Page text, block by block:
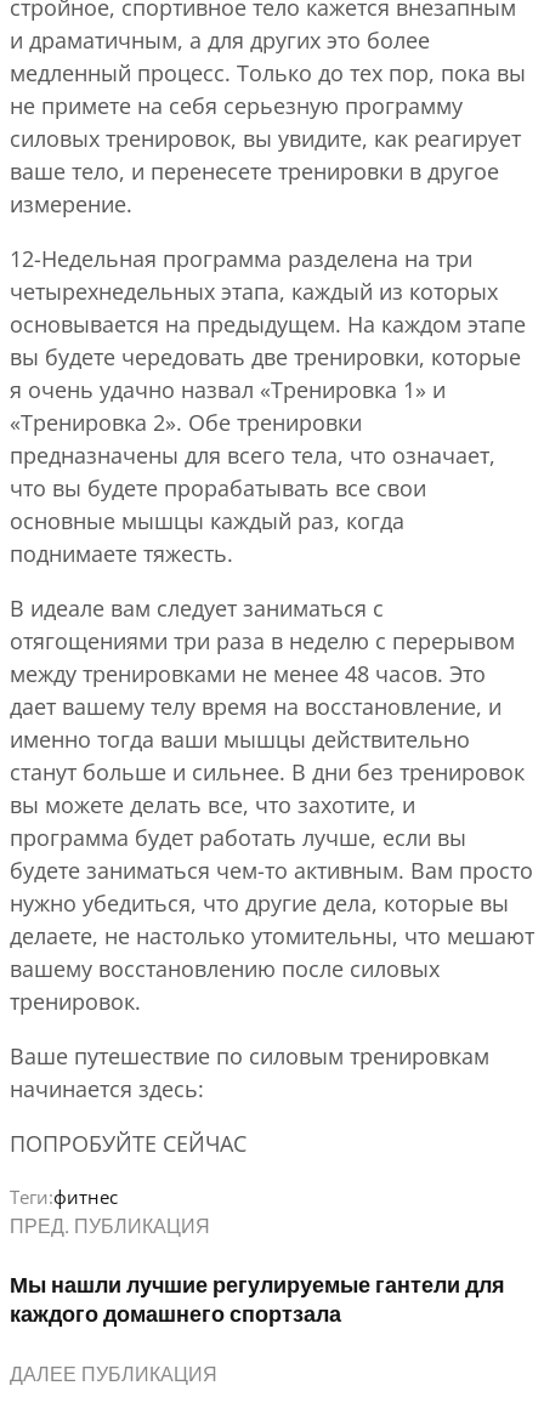
стройное, спортивное тело кажется внезапным
и драматичным, а для других это более
медленный процесс. Только до тех пор, пока вы
не примете на себя серьезную программу
силовых тренировок, вы увидите, как реагирует
ваше тело, и перенесете тренировки в другое
измерение.
12-Недельная программа разделена на три
четырехнедельных этапа, каждый из которых
основывается на предыдущем. На каждом этапе
вы будете чередовать две тренировки, которые
я очень удачно назвал «Тренировка 1» и
«Тренировка 2». Обе тренировки
предназначены для всего тела, что означает,
что вы будете прорабатывать все свои
основные мышцы каждый раз, когда
поднимаете тяжесть.
В идеале вам следует заниматься с
отягощениями три раза в неделю с перерывом
между тренировками не менее 48 часов. Это
дает вашему телу время на восстановление, и
именно тогда ваши мышцы действительно
станут больше и сильнее. В дни без тренировок
вы можете делать все, что захотите, и
программа будет работать лучше, если вы
будете заниматься чем-то активным. Вам просто
нужно убедиться, что другие дела, которые вы
делаете, не настолько утомительны, что мешают
вашему восстановлению после силовых
тренировок.
Ваше путешествие по силовым тренировкам
начинается здесь:
ПОПРОБУЙТЕ СЕЙЧАС
Теги:фитнес
ПРЕД. ПУБЛИКАЦИЯ
Мы нашли лучшие регулируемые гантели для
каждого домашнего спортзала
ДАЛЕЕ ПУБЛИКАЦИЯ